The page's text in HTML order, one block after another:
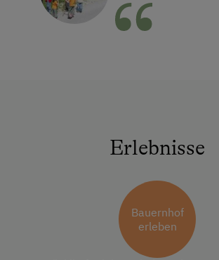
Erlebnisse
Bauernhof
erleben